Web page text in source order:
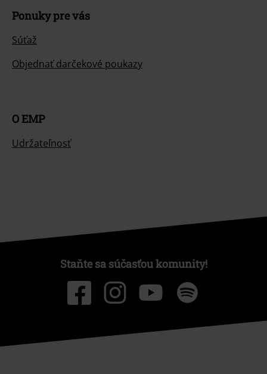
Ponuky pre vás
Súťaž
Objednať darčekové poukazy
O EMP
Udržateľnosť
Staňte sa súčasťou komunity!